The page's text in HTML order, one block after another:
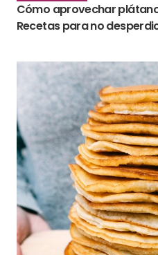
Cómo aprovechar
Recetas para no